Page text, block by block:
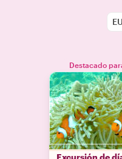
Destacado
Excursión de